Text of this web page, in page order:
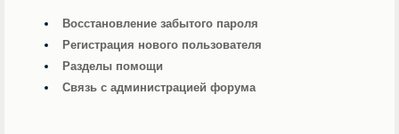
Восстановление забытого пароля
Регистрация нового пользователя
Разделы помощи
Связь с администрацией форума